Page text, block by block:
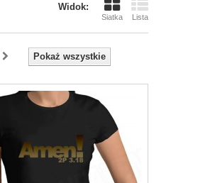
Widok:
Siatka Lista
Pokaż wszystkie